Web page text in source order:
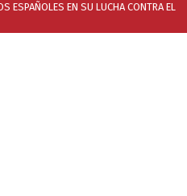
ESPAÑOLES EN SU LUCHA CONTRA EL